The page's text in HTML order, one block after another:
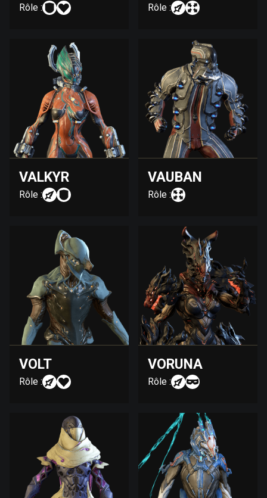
Rôle : Rôle :
VALKYR
Rôle :
VAUBAN
Rôle :
VOLT
Rôle :
VORUNA
Rôle :